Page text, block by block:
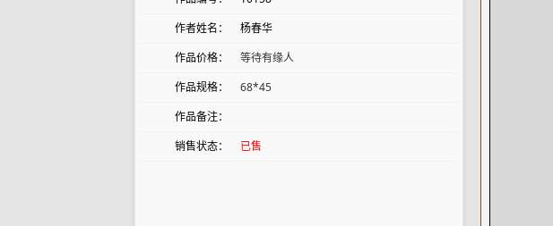
作者姓名：
杨春华
作品价格：
等待有缘人
作品规格：
68*45
作品备注：
销售状态：
已售